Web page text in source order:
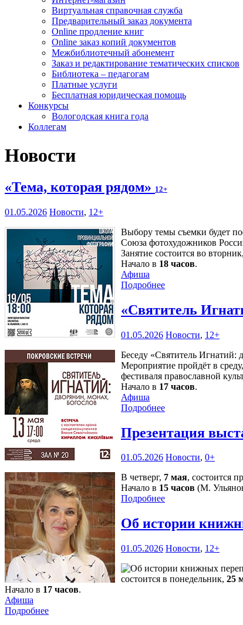
Виртуальная справочная служба
Предварительный заказ документа
Online продление книг
Online заказ копий документов
Межбиблиотечный абонемент
Заказ и редактирование тематических списков
Библиотека – педагогам
Платные услуги
Бесплатная юридическая помощь
Конкурсы
Вологодская книга года
Коллегам
Новости
«Тема, которая рядом» 12+
01.05.2026 Новости, 12+
Выбору темы съемки будет
Союза фотохудожников
Занятие состоится во вторник,
Начало в 18 часов.
Афиша
Подробнее
«Святитель
01.05.2026 Новости, 12+
Беседу «Святитель Игнатий:
Мероприятие пройдёт в среду,
фестиваля православной
Начало в 17 часов.
Афиша
Подробнее
Презентация
01.05.2026 Новости, 0+
В четверг, 7 мая, состоится
Начало в 15 часов (М.
Подробнее
Об истории
01.05.2026 Новости, 12+
состоится в понедельник, 25
Начало в 17 часов.
Афиша
Подробнее